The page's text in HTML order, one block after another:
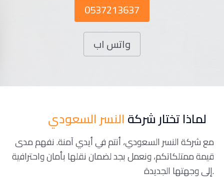
0537213637
واتس اب
لماذا تختار شركةالنسر السعودي
مع شركة النسر السعودي، أنتم في أيدي آمنة. نفهم مدى
قيمة ممتلكاتكم، ونعمل بجد لضمان نقلها بأمان واحترافية
إلى وجهتها الجديدة.